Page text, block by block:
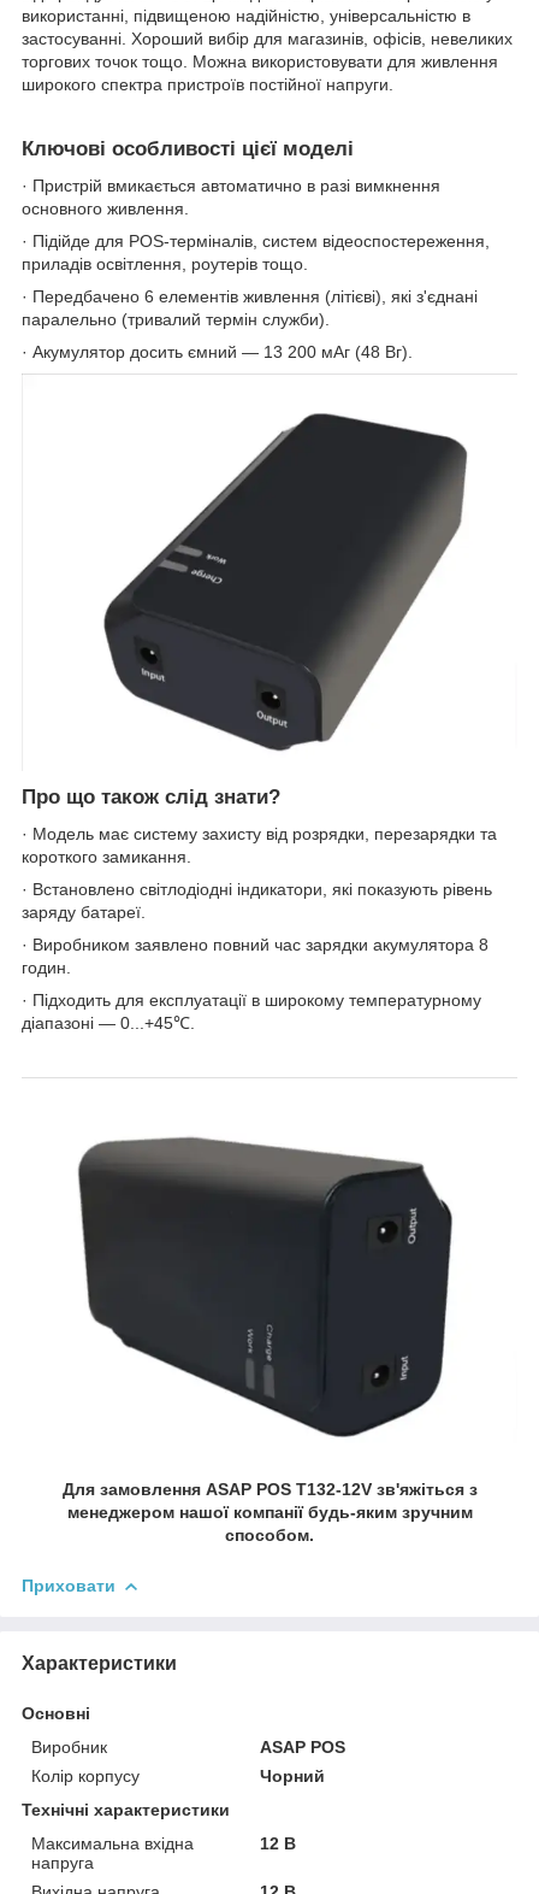
використанні, підвищеною надійністю, універсальністю в
застосуванні. Хороший вибір для магазинів, офісів, невеликих
торгових точок тощо. Можна використовувати для живлення
широкого спектра пристроїв постійної напруги.
Ключові особливості цієї моделі
· Пристрій вмикається автоматично в разі вимкнення
основного живлення.
· Підійде для POS-терміналів, систем відеоспостереження,
приладів освітлення, роутерів тощо.
· Передбачено 6 елементів живлення (літієві), які з'єднані
паралельно (тривалий термін служби).
· Акумулятор досить ємний — 13 200 мАг (48 Вг).
Про що також слід знати?
· Модель має систему захисту від розрядки, перезарядки та
короткого замикання.
· Встановлено світлодіодні індикатори, які показують рівень
заряду батареї.
· Виробником заявлено повний час зарядки акумулятора 8
годин.
· Підходить для експлуатації в широкому температурному
діапазоні — 0...+45℃.
Для замовлення ASAP POS T132-12V зв'яжіться з
менеджером нашої компанії будь-яким зручним
способом.
Приховати
Характеристики
Основні
Виробник
ASAP POS
Колір корпусу
Чорний
Технічні характеристики
Максимальна вхідна
напруга
12 В